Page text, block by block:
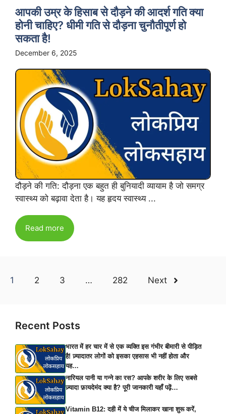
आपकी उम्र के हिसाब से दौड़ने की आदर्श गति क्या
होनी चाहिए? धीमी गति से दौड़ना चुनौतीपूर्ण हो
सकता है!
December 6, 2025
दौड़ने की गति: दौड़ना एक बहुत ही बुनियादी व्यायाम है जो समग्र
स्वास्थ्य को बढ़ावा देता है। यह हृदय स्वास्थ्य ...
Read more
1 2 3 … 282 Next
Recent Posts
भारत में हर चार में से एक व्यक्ति इस गंभीर बीमारी से पीड़ित
है! ज़्यादातर लोगों को इसका एहसास भी नहीं होता और
यह…
नारियल पानी या गन्ने का रस? आपके शरीर के लिए सबसे
ज़्यादा फ़ायदेमंद क्या है? पूरी जानकारी यहाँ पढ़ें…
Vitamin B12: दही में ये चीज मिलाकर खाना शुरू करें,